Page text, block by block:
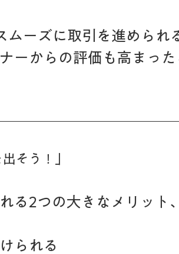
ムーズに取引を進められ
ーからの評価も高まった
そう！」
る2つの大きなメリット
られる